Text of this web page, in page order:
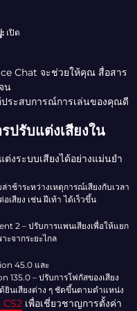
: เปิด
Chat จะช่วยให้คุณ สื่อสาร
น
ประสบการณ์การเล่นของคุณดี
ปรับแต่งเสียงใน
งระบบเสียงได้อย่างแม่นยำ
าช้าระหว่างเหตุการณ์เสียงกับเวลา
สียง เช่น ฝีเท้า ได้เร็วขึ้น
2 – ปรับการแพนเสียงเพื่อให้แยก
ะจากระยะไกล
45.0 และ
135.0 – ปรับการโฟกัสของเสียง
นเสียงต่าง ๆ ชัดขึ้นตามตำแหน่ง
เพื่อเชี่ยวชาญการตั้งค่า